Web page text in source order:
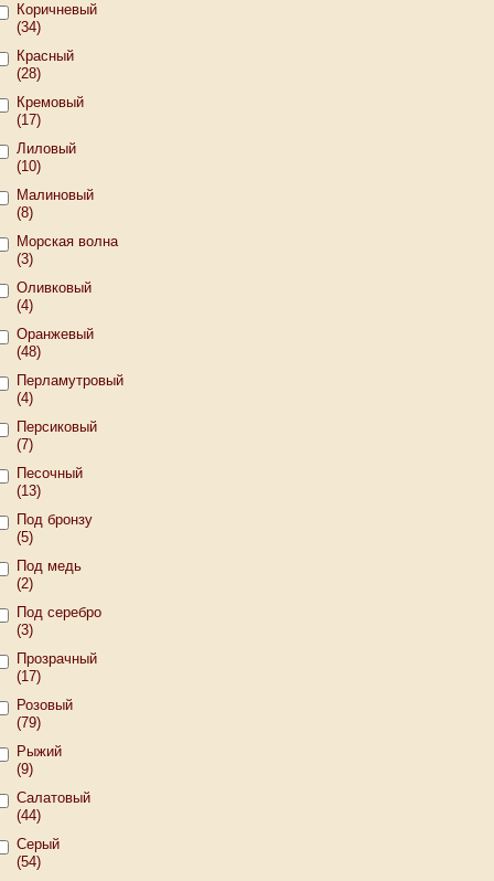
Коричневый
(34)
Красный
(28)
Кремовый
(17)
Лиловый
(10)
Малиновый
(8)
Морская волна
(3)
Оливковый
(4)
Оранжевый
(48)
Перламутровый
(4)
Персиковый
(7)
Песочный
(13)
Под бронзу
(5)
Под медь
(2)
Под серебро
(3)
Прозрачный
(17)
Розовый
(79)
Рыжий
(9)
Салатовый
(44)
Серый
(54)